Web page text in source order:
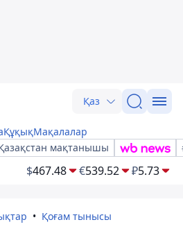
Қаз
ҚұқықМақалалар
мақтанышы
$467.48 €539.52 ₽5.73
Қоғам тынысы